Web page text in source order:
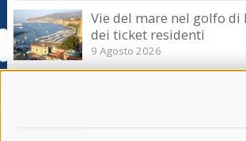
Vie del mare nel golfo
dei ticket residenti
9 Agosto 2026
Massa Lubrense.
nell’Amp Punta
con il sottosegretario